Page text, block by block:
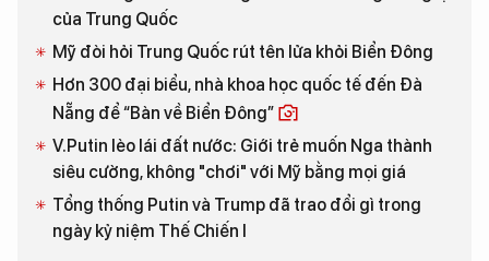
của Trung Quốc
Mỹ đòi hỏi Trung Quốc rút tên lửa khỏi Biển Đông
Hơn 300 đại biểu, nhà khoa học quốc tế đến Đà
Nẵng để “Bàn về Biển Đông”
V.Putin lèo lái đất nước: Giới trẻ muốn Nga thành
siêu cường, không "chơi" với Mỹ bằng mọi giá
Tổng thống Putin và Trump đã trao đổi gì trong
ngày kỷ niệm Thế Chiến I